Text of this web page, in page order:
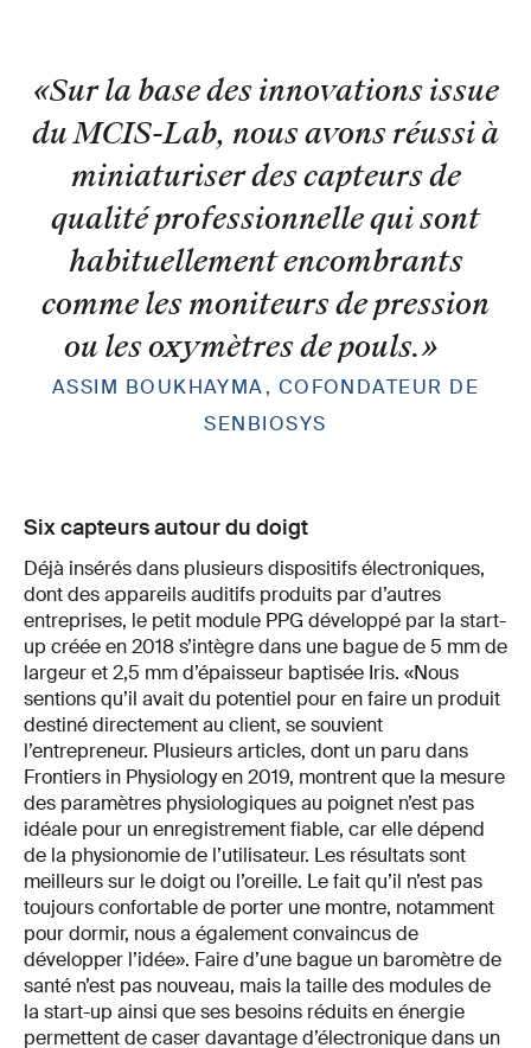
«Sur la base des innovations issue
du MCIS-Lab, nous avons réussi à
miniaturiser des capteurs de
qualité professionnelle qui sont
habituellement encombrants
comme les moniteurs de pression
ou les oxymètres de pouls.»
ASSIM BOUKHAYMA, COFONDATEUR DE
SENBIOSYS
Six capteurs autour du doigt
Déjà insérés dans plusieurs dispositifs électroniques,
dont des appareils auditifs produits par d’autres
entreprises, le petit module PPG développé par la start-
up créée en 2018 s’intègre dans une bague de 5 mm de
largeur et 2,5 mm d’épaisseur baptisée Iris. «Nous
sentions qu’il avait du potentiel pour en faire un produit
destiné directement au client, se souvient
l’entrepreneur. Plusieurs articles, dont un paru dans
Frontiers in Physiology en 2019, montrent que la mesure
des paramètres physiologiques au poignet n’est pas
idéale pour un enregistrement fiable, car elle dépend
de la physionomie de l’utilisateur. Les résultats sont
meilleurs sur le doigt ou l’oreille. Le fait qu’il n’est pas
toujours confortable de porter une montre, notamment
pour dormir, nous a également convaincus de
développer l’idée». Faire d’une bague un baromètre de
santé n’est pas nouveau, mais la taille des modules de
la start-up ainsi que ses besoins réduits en énergie
permettent de caser davantage d’électronique dans un